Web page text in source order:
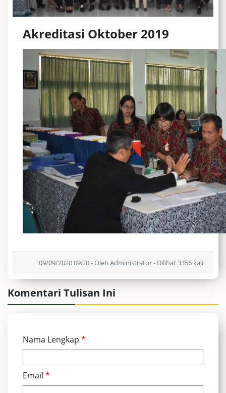
Akreditasi Oktober 2019
09/09/2020 09:20 - Oleh Administrator - Dilihat 3356 kali
Komentari Tulisan Ini
Nama Lengkap *
Email *